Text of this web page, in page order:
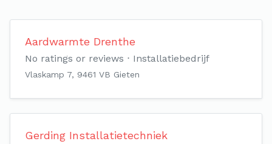
Aardwarmte Drenthe
No ratings or reviews Installatiebedrijf
Vlaskamp 7, 9461 VB Gieten
Gerding Installatietechniek